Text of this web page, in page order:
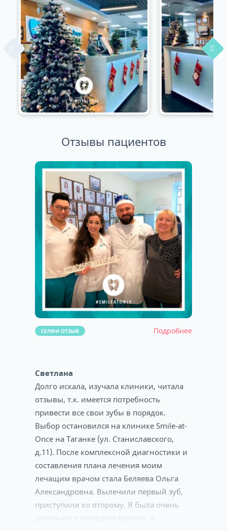
Отзывы пациентов
СЕЛФИ ОТЗЫВ Подробнее
Светлана
Долго искала, изучала клиники, читала
отзывы, т.к. имеется потребность
привести все свои зубы в порядок.
Выбор остановился на клинике Smile-at-
Once на Таганке (ул. Станиславского,
д.11). После комплексной диагностики и
составления плана лечения моим
лечащим врачом стала Беляева Ольга
Александровна. Вылечили первый зуб,
приступили ко второму. Я была очень